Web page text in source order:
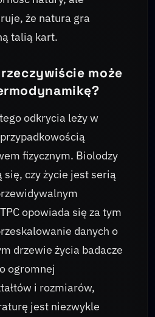
że natura gra
talią kart.
może
odkrycia leży w
fizycznym. Biolodzy
czy życie jest serią
opowiada się za tym
danych o
drzewie życia badacze
ogromnej
i rozmiarów,
jest niezwykle